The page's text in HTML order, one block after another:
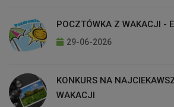
POCZTÓWKA Z WAKACJI -
29-06-2026
KONKURS NA
WAKACJI